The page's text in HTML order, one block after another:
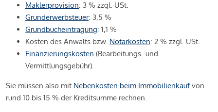
Maklerprovision: 3 % zzgl. USt.
Grunderwerbsteuer: 3,5 %
Grundbucheintragung: 1,1 %
Kosten des Anwalts bzw. Notarkosten: 2 % zzgl. USt.
Finanzierungskosten (Bearbeitungs- und
Vermittlungsgebühr).
Sie müssen also mit Nebenkosten beim Immobilienkaufvon
rund 10 bis 15 % der Kreditsumme rechnen.